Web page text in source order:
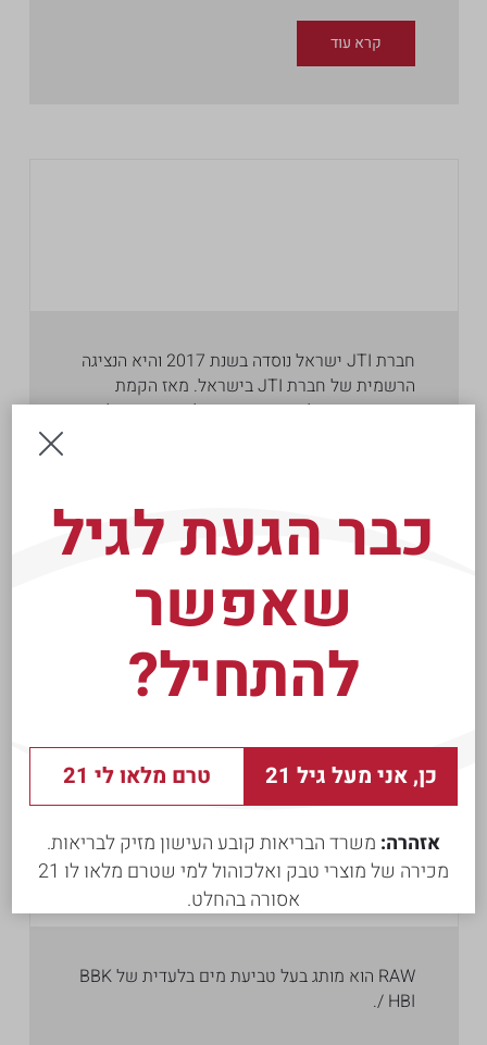
קרא עוד
חברת JTI ישראל נוסדה בשנת 2017 והיא הנציגה
הרשמית של חברת JTI בישראל. מאז הקמת
החברה בישראל היא מציגה גידול עקבי בפעילותה
ביותר מ-130 שווקים ברחבי העולם, מונה מעל
46,000 עובדים, ומרכזה בז'נבה, שווייץ.
קרא עוד
RAW הוא מותג בעל טביעת מים בלעדית של BBK
/ HBI.
כבר הגעת לגיל
שאפשר
להתחיל?
כן, אני מעל גיל 21 טרם מלאו לי 21
אזהרה: משרד הבריאות קובע העישון מזיק לבריאות.
מכירה של מוצרי טבק ואלכוהול למי שטרם מלאו לו 21
אסורה בהחלט.